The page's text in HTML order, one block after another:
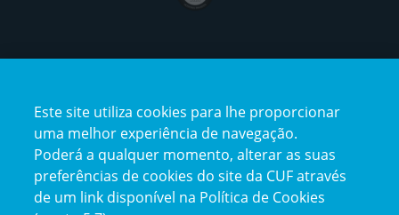
certification2certification3
Este site utiliza cookies para lhe proporcionar
uma melhor experiência de navegação.
Poderá a qualquer momento, alterar as suas
preferências de cookies do site da CUF através
de um link disponível na Política de Cookies